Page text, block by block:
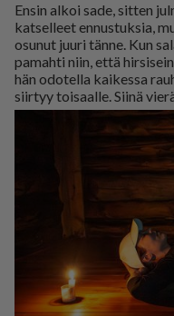
En­sin al­koi sade, sit­ten
kat­sel­leet en­nus­tuk­sia,
osu­nut juu­ri tän­ne. Kun
pa­mah­ti niin, et­tä
hän odo­tel­la kai­kes­sa
siir­tyy toi­saal­le. Sii­nä